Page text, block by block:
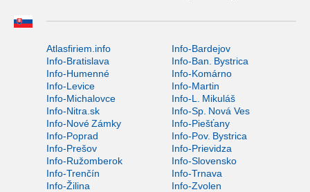
Atlasfiriem.info
Info-Bardejov
Info-Bratislava
Info-Ban. Bystrica
Info-Humenné
Info-Komárno
Info-Levice
Info-Martin
Info-Michalovce
Info-L. Mikuláš
Info-Nitra.sk
Info-Sp. Nová Ves
Info-Nové Zámky
Info-Piešťany
Info-Poprad
Info-Pov. Bystrica
Info-Prešov
Info-Prievidza
Info-Ružomberok
Info-Slovensko
Info-Trenčín
Info-Trnava
Info-Žilina
Info-Zvolen